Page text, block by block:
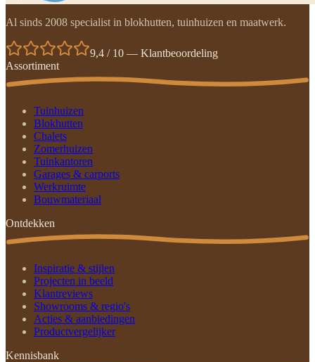
Al sinds 2008 specialist in blokhutten, tuinhuizen en maatwerk.
9,4 / 10 — Klantbeoordeling
Assortiment
Tuinhuizen
Blokhutten
Chalets
Zomerhuizen
Tuinkantoren
Garages & carports
Werkruimte
Bouwmateriaal
Ontdekken
Inspiratie & stijlen
Projecten in beeld
Klantreviews
Showrooms & regio's
Acties & aanbiedingen
Productvergelijker
Kennisbank